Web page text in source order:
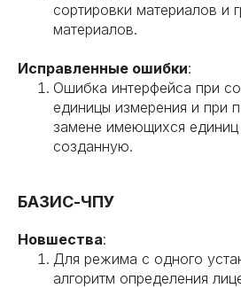
сортировки материалов и
материалов.
Исправленные ошибки:
Ошибка интерфейса при
единицы измерения и при
замене имеющихся единиц
созданную.
БАЗИС-ЧПУ
Новшества:
Для режима с одного
алгоритм определения